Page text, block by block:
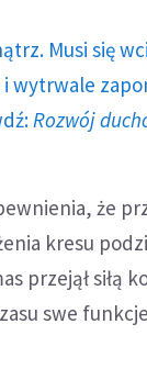
Musi się
wytrwale
Rozwój
że
kresu
przejął siłą
swe